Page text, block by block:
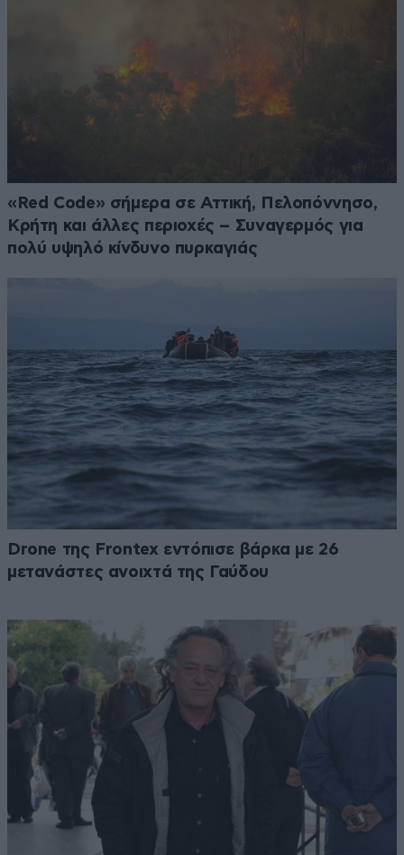
«Red Code» σήμερα σε Αττική, Πελοπόννησο,
Κρήτη και άλλες περιοχές – Συναγερμός για
πολύ υψηλό κίνδυνο πυρκαγιάς
Drone της Frontex εντόπισε βάρκα με 26
μετανάστες ανοιχτά της Γαύδου